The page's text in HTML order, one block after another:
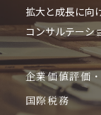
拡大と成長に向
コンサルテーシ
企業価値評価
国際税務